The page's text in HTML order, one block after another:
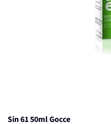
Sin 61 50ml Gocce